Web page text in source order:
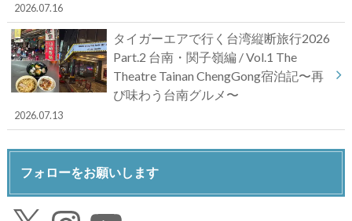
2026.07.16
タイガーエアで行く台湾縦断旅行2026
Part.2 台南・関子嶺編 / Vol.1 The
Theatre Tainan ChengGong宿泊記〜再
び味わう台南グルメ〜
2026.07.13
フォローをお願いします
X InstagramYouTube